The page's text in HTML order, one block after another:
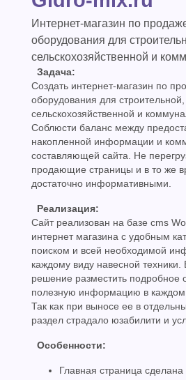
Интернет-магазин по
оборудования для
сельскохозяйственной и
Задача:
Создать интернет-магазин по
оборудования для строительной,
сельскохозяйственной и
Соблюсти баланс между
накопленной информации и
составляющей сайта. Не
продающие страницы и в то же
достаточно информативными.
Реализация:
Сайт реализован на базе cms
интернет магазина c удобным
поиском и всей необходимой
каждому виду навесной
решение разместить подробное
полезную информацию в каждом
Так как при выносе ее в
раздел страдало юзабилити и
Особенности:
Главная страница